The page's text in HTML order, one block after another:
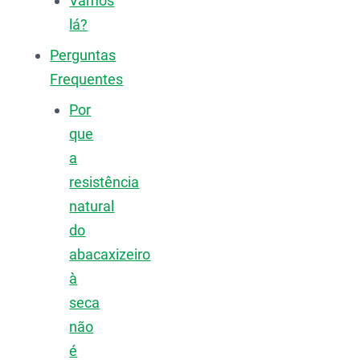
lá?
Perguntas
Frequentes
Por
que
a
resistência
natural
do
abacaxizeiro
à
seca
não
é